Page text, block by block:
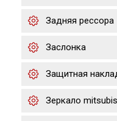
Задняя рессора
Заслонка
Защитная
Зеркало